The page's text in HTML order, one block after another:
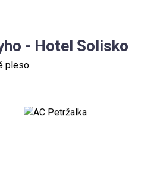
- Hotel Solisko
pleso